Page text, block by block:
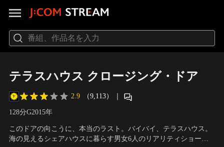
テラスハウス クロージング・ドア
2.9 （9,113） ｜
128分G2015年
このドアの向こうに、本当のラスト。バイバイ、テラスハウス。
海の見えるシェアハウスに暮らす男女6人のリアリティショー